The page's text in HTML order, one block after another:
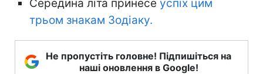
Середина літа принесе успіх цим
трьом знакам Зодіаку.
Не пропустіть головне! Підпишіться на
наші оновлення в Google!